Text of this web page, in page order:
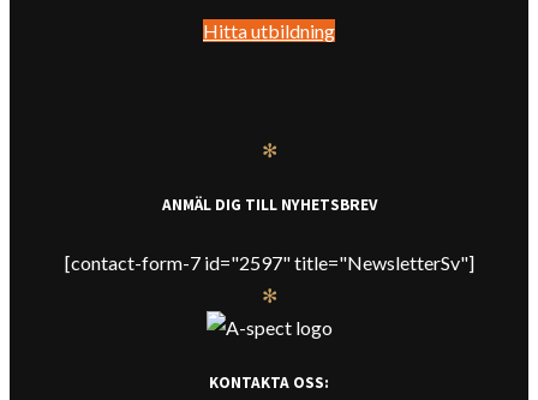
Hitta utbildning
✻
ANMÄL DIG TILL NYHETSBREV
[contact-form-7 id="2597" title="NewsletterSv"]
✻
KONTAKTA OSS: